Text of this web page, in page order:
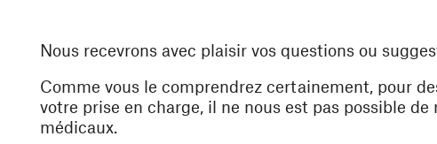
Nous recevrons avec plaisir vos questions ou
Comme vous le comprendrez certainement, pour
votre prise en charge, il ne nous est pas possible
médicaux.